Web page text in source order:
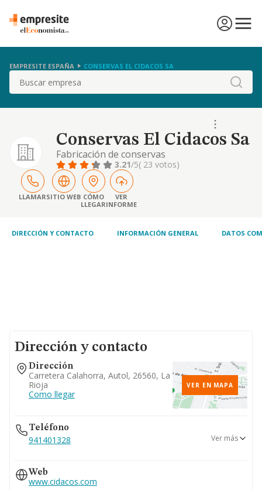
EMPRESITE ESPAÑA CONSERVAS EL CIDACOS SA
Buscar
Conservas El Cidacos Sa
Fabricación de conservas
3.21/5( 23 votos)
LLAMARSITIO WEB CÓMO
LLEGAR
VER
INFORME
DIRECCIÓN Y CONTACTO INFORMACIÓN GENERAL DATOS
Dirección y contacto
Dirección
Carretera Calahorra, Autol, 26560, La
Rioja
Como llegar
VER EN MAPA
Teléfono
941401328
948754800
941443029
941401379
Ver más
Web
www.cidacos.com